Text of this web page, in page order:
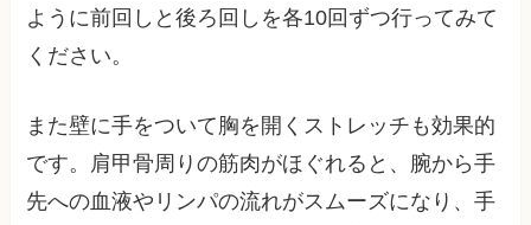
ように前回しと後ろ回しを各10回ずつ行ってみて
ください。
また壁に手をついて胸を開くストレッチも効果的
です。肩甲骨周りの筋肉がほぐれると、腕から手
先への血液やリンパの流れがスムーズになり、手